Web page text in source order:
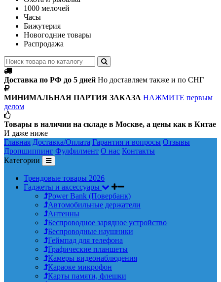
1000 мелочей
Часы
Бижутерия
Новогодние товары
Распродажа
Доставка по РФ до 5 дней Но доставляем также и по СНГ
МИНИМАЛЬНАЯ ПАРТИЯ ЗАКАЗА НАЖМИТЕ первым
делом
Товары в наличии на складе в Москве, а цены как в Китае
И даже ниже
Главная Доставка/Оплата Гарантия и вопросы Отзывы
Дропшиппинг Фулфилмент О нас Контакты
Категории
Трендовые товары 2026
Гаджеты и аксессуары
Power Bank (Повербанк)
Автомобильные держатели
Антенны
Беспроводное зарядное устройство
Беспроводные наушники
Геймпад для телефона
Графические планшеты
Камеры видеонаблюдения
Караоке микрофон
Карты памяти, флешки